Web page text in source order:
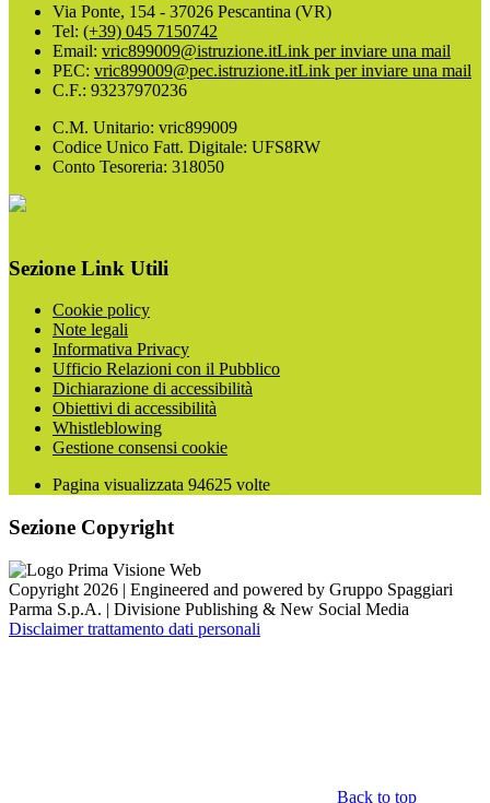
Via Ponte, 154 - 37026 Pescantina (VR)
Tel: (+39) 045 7150742
Email: vric899009@istruzione.itLink per inviare una mail
PEC: vric899009@pec.istruzione.itLink per inviare una mail
C.F.: 93237970236
C.M. Unitario: vric899009
Codice Unico Fatt. Digitale: UFS8RW
Conto Tesoreria: 318050
Sezione Link Utili
Cookie policy
Note legali
Informativa Privacy
Ufficio Relazioni con il Pubblico
Dichiarazione di accessibilità
Obiettivi di accessibilità
Whistleblowing
Gestione consensi cookie
Pagina visualizzata 94625 volte
Sezione Copyright
Copyright 2026 | Engineered and powered by Gruppo Spaggiari
Parma S.p.A. | Divisione Publishing & New Social Media
Disclaimer trattamento dati personali
Back to top